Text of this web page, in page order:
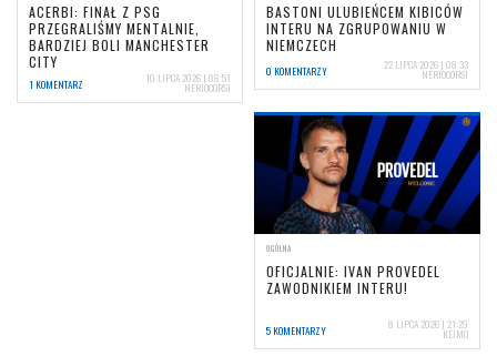
ACERBI: FINAŁ Z PSG
PRZEGRALIŚMY MENTALNIE,
BARDZIEJ BOLI MANCHESTER
CITY
1 KOMENTARZ 10 LIPCA 2026 | 08:51
NERIOCORSI
BASTONI ULUBIEŃCEM KIBICÓW
INTERU NA ZGRUPOWANIU W
NIEMCZECH
0 KOMENTARZY 22 LIPCA 2026 | 08:33
NERIOCORSI
OGÓLNA
OFICJALNIE: IVAN PROVEDEL
ZAWODNIKIEM INTERU!
5 KOMENTARZY 8 LIPCA 2026 | 21:29
KEJMO